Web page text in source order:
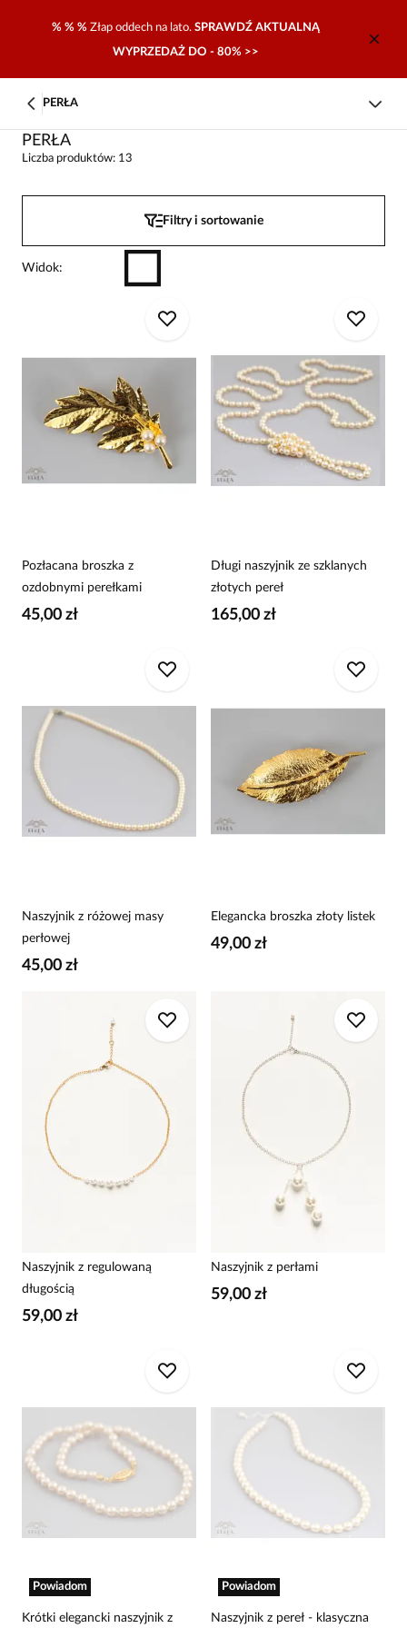
% % % Złap oddech na lato. SPRAWDŹ AKTUALNĄ
WYPRZEDAŻ DO - 80% >>
PERŁA
PERŁA
Liczba produktów: 13
Filtry i sortowanie
Widok:
Pozłacana broszka z
ozdobnymi perełkami
45,00 zł
Długi naszyjnik ze szklanych
złotych pereł
165,00 zł
Naszyjnik z różowej masy
perłowej
45,00 zł
Elegancka broszka złoty listek
49,00 zł
Naszyjnik z regulowaną
długością
59,00 zł
Naszyjnik z perłami
59,00 zł
Powiadom
Krótki elegancki naszyjnik z
Powiadom
Naszyjnik z pereł - klasyczna